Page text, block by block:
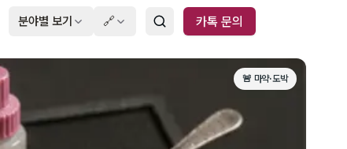
분야별 보기 🔗 카톡 문의
🚨 마약·도박